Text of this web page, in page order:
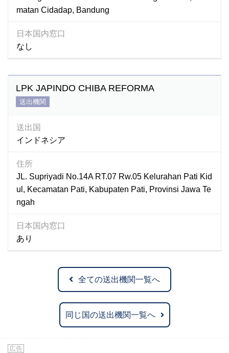
matan Cidadap, Bandung
日本国内窓口
なし
LPK JAPINDO CHIBA REFORMA
送出機関
送出国
インドネシア
住所
JL. Supriyadi No.14A RT.07 Rw.05 Kelurahan Pati Kid
ul, Kecamatan Pati, Kabupaten Pati, Provinsi Jawa Te
ngah
日本国内窓口
あり
全ての送出機関一覧へ
同じ国の送出機関一覧へ
広告